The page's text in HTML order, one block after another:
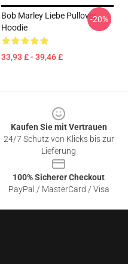
Bob Marley Liebe Pullover
Hoodie
33,93 £ - 39,46 £
-20%
Kaufen Sie mit Vertrauen
24/7 Schutz von Klicks bis zur
Lieferung
100% Sicherer Checkout
PayPal / MasterCard / Visa